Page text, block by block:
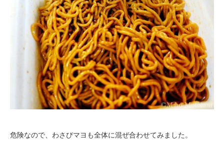
危険なので、わさびマヨも全体に混ぜ合わせてみました。